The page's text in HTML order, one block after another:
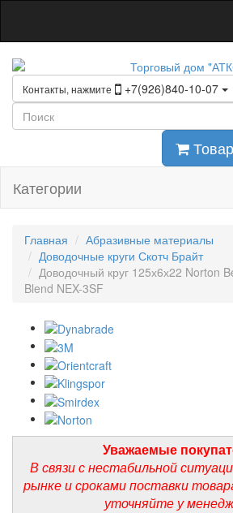
Контакты, нажмите +7(926)840-10-07
Категории
Главная
Абразивные материалы
Доводочные круги Скотч Брайт
Доводочный круг 125х6х22 Norton
Blend NEX-3SF
Уважаемые
В связи с нестабильной
рынке и сроками поставки
уточняйте у